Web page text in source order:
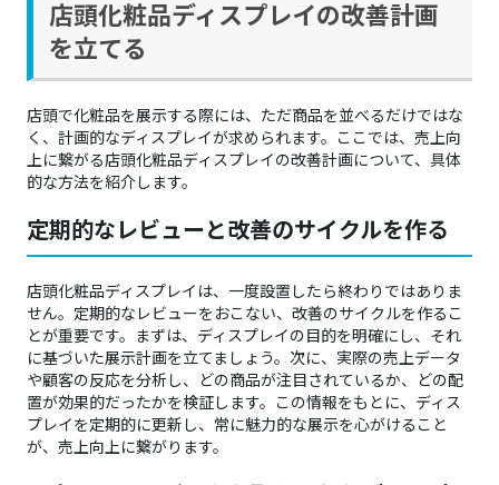
店頭化粧品ディスプレイの改善計画
を立てる
店頭で化粧品を展示する際には、ただ商品を並べるだけではな
く、計画的なディスプレイが求められます。ここでは、売上向
上に繋がる店頭化粧品ディスプレイの改善計画について、具体
的な方法を紹介します。
定期的なレビューと改善のサイクルを作る
店頭化粧品ディスプレイは、一度設置したら終わりではありま
せん。定期的なレビューをおこない、改善のサイクルを作るこ
とが重要です。まずは、ディスプレイの目的を明確にし、それ
に基づいた展示計画を立てましょう。次に、実際の売上データ
や顧客の反応を分析し、どの商品が注目されているか、どの配
置が効果的だったかを検証します。この情報をもとに、ディス
プレイを定期的に更新し、常に魅力的な展示を心がけること
が、売上向上に繋がります。